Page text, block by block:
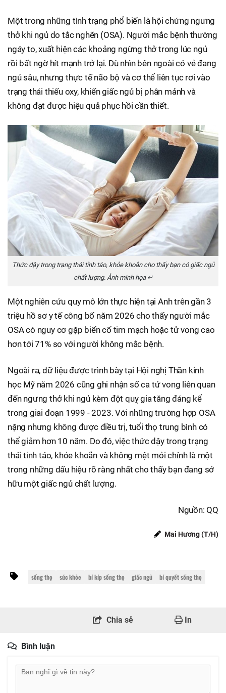
Một trong những tình trạng phổ biến là hội chứng ngưng
thở khi ngủ do tắc nghẽn (OSA). Người mắc bệnh thường
ngáy to, xuất hiện các khoảng ngừng thở trong lúc ngủ
rồi bất ngờ hít mạnh trở lại. Dù nhìn bên ngoài có vẻ đang
ngủ sâu, nhưng thực tế não bộ và cơ thể liên tục rơi vào
trạng thái thiếu oxy, khiến giấc ngủ bị phân mảnh và
không đạt được hiệu quả phục hồi cần thiết.
Thức dậy trong trạng thái tỉnh táo, khỏe khoắn cho thấy bạn có giấc ngủ
chất lượng. Ảnh minh họa ↵
Một nghiên cứu quy mô lớn thực hiện tại Anh trên gần 3
triệu hồ sơ y tế công bố năm 2026 cho thấy người mắc
OSA có nguy cơ gặp biến cố tim mạch hoặc tử vong cao
hơn tới 71% so với người không mắc bệnh.
Ngoài ra, dữ liệu được trình bày tại Hội nghị Thần kinh
học Mỹ năm 2026 cũng ghi nhận số ca tử vong liên quan
đến ngưng thở khi ngủ kèm đột quỵ gia tăng đáng kể
trong giai đoạn 1999 - 2023. Với những trường hợp OSA
nặng nhưng không được điều trị, tuổi thọ trung bình có
thể giảm hơn 10 năm. Do đó, việc thức dậy trong trạng
thái tỉnh táo, khỏe khoắn và không mệt mỏi chính là một
trong những dấu hiệu rõ ràng nhất cho thấy bạn đang sở
hữu một giấc ngủ chất lượng.
Nguồn: QQ
Mai Hương (T/H)
sống thọ sức khỏe bí kíp sống thọ giấc ngủ bí quyết sống thọ
Chia sẻ In
Bình luận